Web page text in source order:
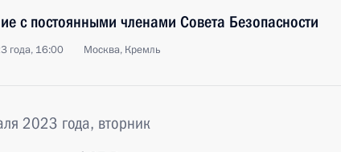
с постоянными членами Совета Безопасности
года, 16:00 Москва, Кремль
2023 года, вторник